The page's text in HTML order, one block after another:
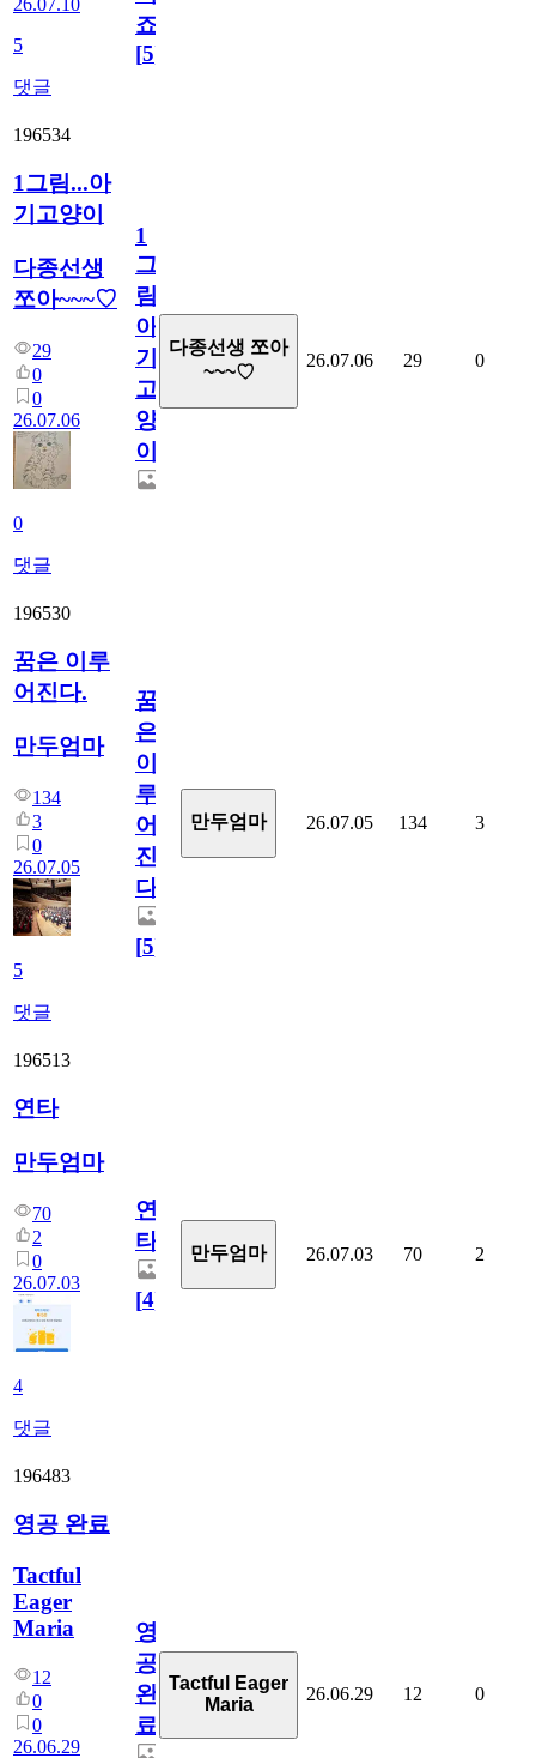
5
댓글
죠.?
[5]
196534
1그림...아
기고양이
다종선생
쪼아~~~♡
29
0
0
26.07.06
0
댓글
1
그
림...
아
기
고
양
이
다종선생 쪼아
~~~♡
26.07.06 29 0
196530
꿈은 이루
어진다.
만두엄마
134
3
0
26.07.05
5
댓글
꿈
은
이
루
어
진
다.
[5]
만두엄마 26.07.05 134 3
196513
연타
만두엄마
70
2
0
26.07.03
4
댓글
연
타
[4]
만두엄마 26.07.03 70 2
196483
영공 완료
Tactful
Eager
Maria
12
0
0
26.06.29
영
공
완
료
Tactful Eager
Maria
26.06.29 12 0